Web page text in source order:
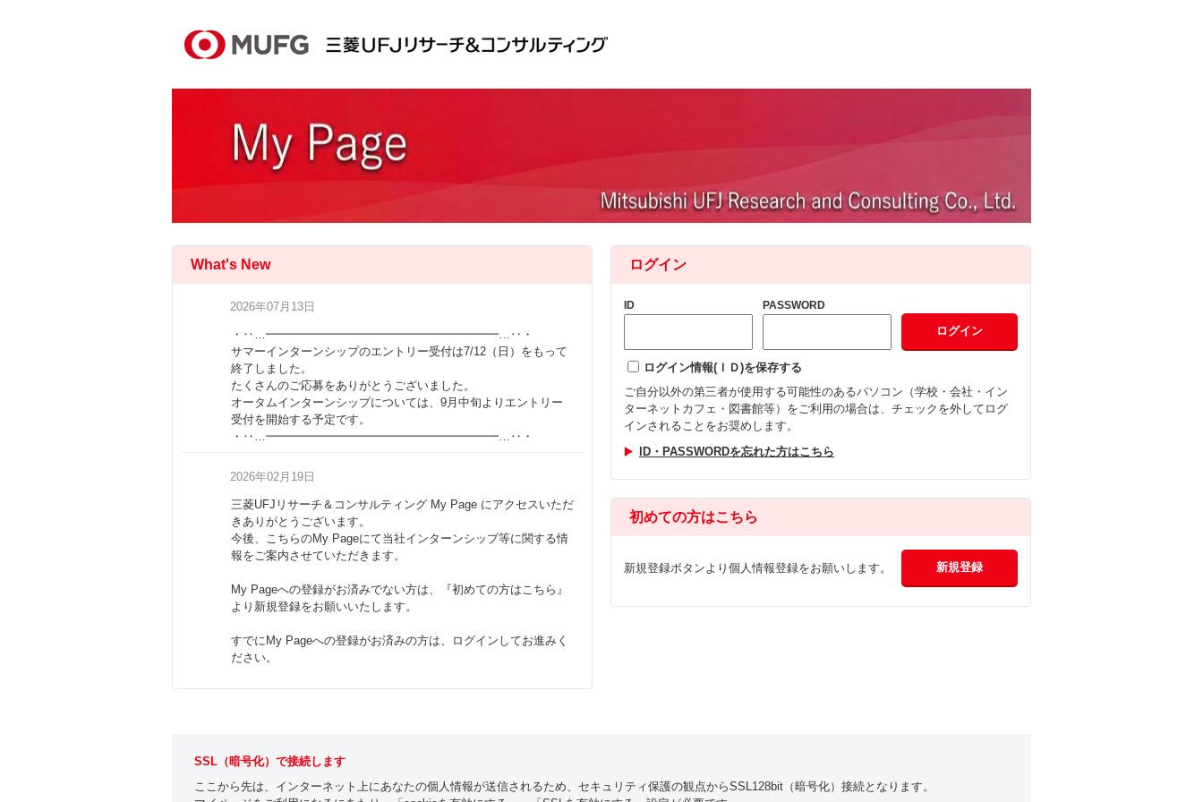
ログイン
ID PASSWORD
ログイン情報(ＩＤ)を保存する
ご自分以外の第三者が使用する可能性のあるパソコン（学校・会社・イン
ターネットカフェ・図書館等）をご利用の場合は、チェックを外してログ
インされることをお奨めします。
ID・PASSWORDを忘れた方はこちら
初めての方はこちら
新規登録ボタンより個人情報登録をお願いします。
What's New
2026年07月13日
・‥…━━━━━━━━━━━━━━━━━━━━…‥・
サマーインターンシップのエントリー受付は7/12（日）をもって
終了しました。
たくさんのご応募をありがとうございました。
オータムインターンシップについては、9月中旬よりエントリー
受付を開始する予定です。
・‥…━━━━━━━━━━━━━━━━━━━━…‥・
2026年02月19日
三菱UFJリサーチ＆コンサルティング My Page にアクセスいただ
きありがとうございます。
今後、こちらのMy Pageにて当社インターンシップ等に関する情
報をご案内させていただきます。
My Pageへの登録がお済みでない方は、『初めての方はこちら』
より新規登録をお願いいたします。
すでにMy Pageへの登録がお済みの方は、ログインしてお進みく
ださい。
SSL（暗号化）で接続します
ここから先は、インターネット上にあなたの個人情報が送信されるため、セキュリティ保護の観点からSSL128bit（暗号化）接続となります。